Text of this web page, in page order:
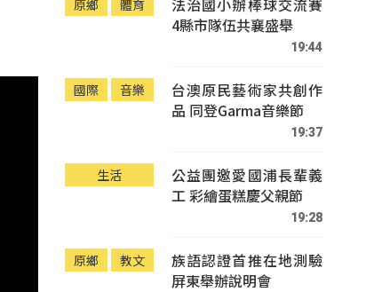
原鄉 體育
4縣市隊伍共襄盛舉
19:44
國際 音樂
台澳原民藝術家共創作
品 同登Garma音樂節
19:37
生活
公益團邀愛國浦長輩義
工 彩繪蛋糕慶父親節
19:28
原鄉 教文
族語認證首推在地測驗
屏東舉辦說明會